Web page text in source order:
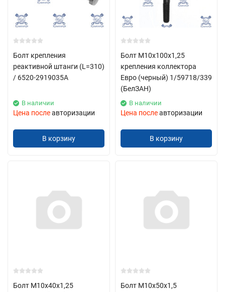
Болт крепления
реактивной штанги (L=310)
/ 6520-2919035А
В наличии
Цена послеавторизации
В корзину
Болт М10х100х1,25
крепления коллектора
Евро (черный) 1/59718/339
(БелЗАН)
В наличии
Цена послеавторизации
В корзину
Болт М10х40х1,25
Болт М10х50х1,5